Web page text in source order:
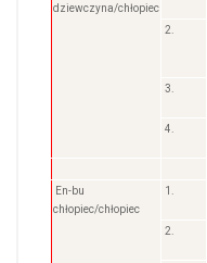
dziewczyna/chłopiec
2.
3.
4.
En-bu
chłopiec/chłopiec
1.
2.